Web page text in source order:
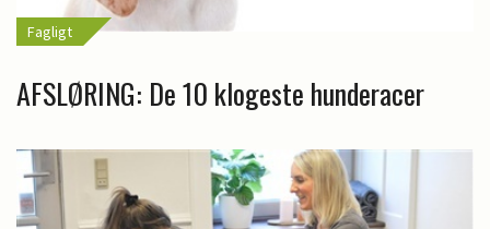
Fagligt
AFSLØRING: De 10 klogeste hunderacer